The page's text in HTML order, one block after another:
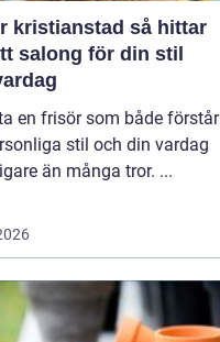
så hittar
salong för din stil
en frisör som både förstår
stil och din vardag
än många tror. ...